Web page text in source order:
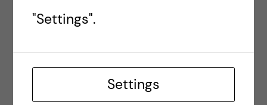
SAMVERKAN
Nu måste vi reflektera över
våra internationella
"Settings".
Settings